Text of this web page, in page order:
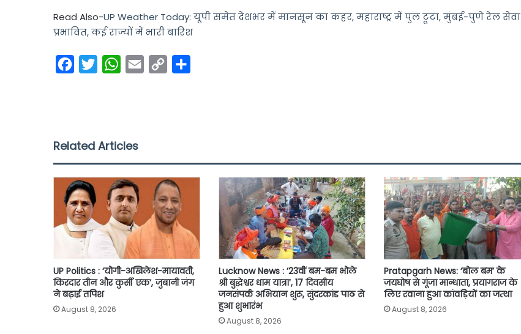
Read Also-UP Weather Today: यूपी समेत देशभर में मानसून का कहर, महाराष्ट्र में पुल टूटा, मुंबई-पुणे रेल सेवा
प्रभावित, कई राज्यों में भारी बारिश
o
k
r
W
p
p
n
k
Related Articles
UP Politics : ‘योगी-अखिलेश-मायावती,
किरदार तीन और कुर्सी एक’, जुबानी जंग
ने बढ़ाई तपिश
August 8, 2026
Lucknow News : ’23वीं बम-बम भोले
श्री बुद्धेश्वर धाम यात्रा’, 17 दिवसीय
जनसंपर्क अभियान शुरू, सुंदरकांड पाठ से
हुआ शुभारंभ
August 8, 2026
Pratapgarh News: ‘बोल बम’ के
जयघोष से गूंजा मान्धाता, प्रयागराज के
लिए रवाना हुआ कांवड़ियों का जत्था
August 8, 2026